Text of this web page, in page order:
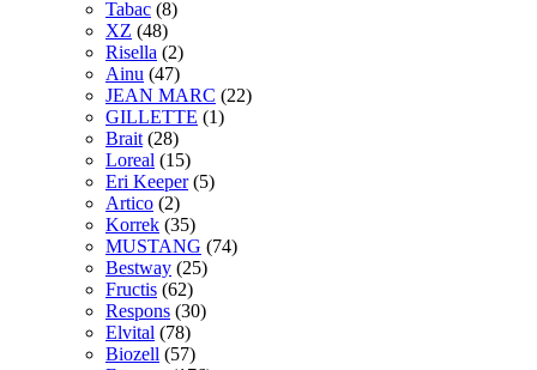
Tabac (8)
XZ (48)
Risella (2)
Ainu (47)
JEAN MARC (22)
GILLETTE (1)
Brait (28)
Loreal (15)
Eri Keeper (5)
Artico (2)
Korrek (35)
MUSTANG (74)
Bestway (25)
Fructis (62)
Respons (30)
Elvital (78)
Biozell (57)